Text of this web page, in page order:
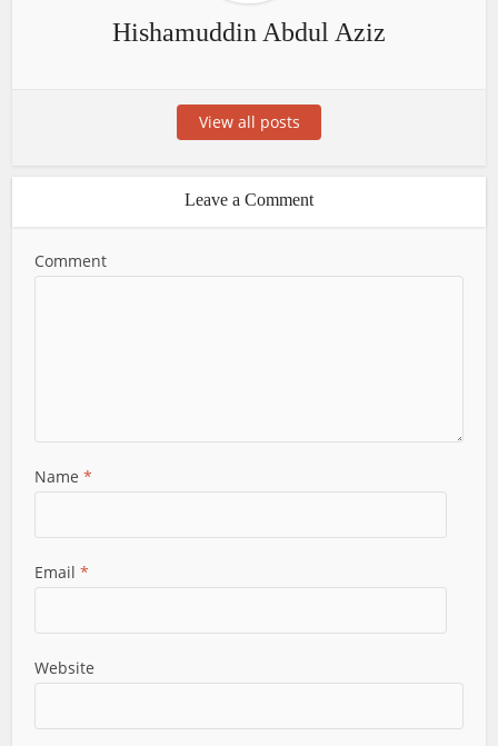
Hishamuddin Abdul Aziz
View all posts
Leave a Comment
Comment
Name*
Email*
Website